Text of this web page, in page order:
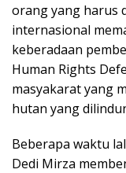
orang yang harus
internasional
keberadaan
Human Rights
masyakarat yang
hutan yang
Beberapa waktu
Dedi Mirza